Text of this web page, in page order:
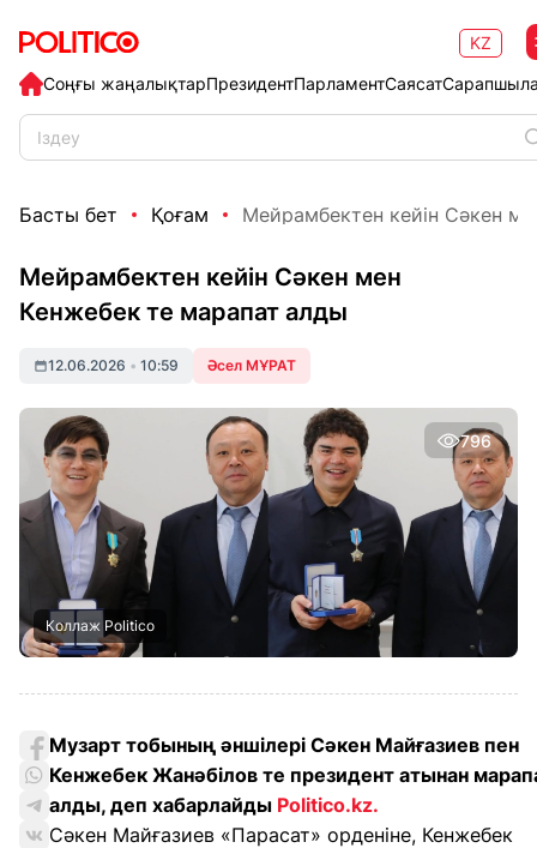
Соңғы жаңалықтарПрезидентПарламентСаясат
KZ
Басты бет Қоғам Мейрамбектен кейін Сәкен
Мейрамбектен кейін Сәкен мен
Кенжебек те марапат алды
12.06.2026 • 10:59 Әсел МҰРАТ
796
Коллаж Politico
Музарт тобының әншілері Сәкен Майғазиев пен
Кенжебек Жанәбілов те президент атынан
алды, деп хабарлайды Politico.kz.
Сәкен Майғазиев «Парасат» орденіне, Кенжебек